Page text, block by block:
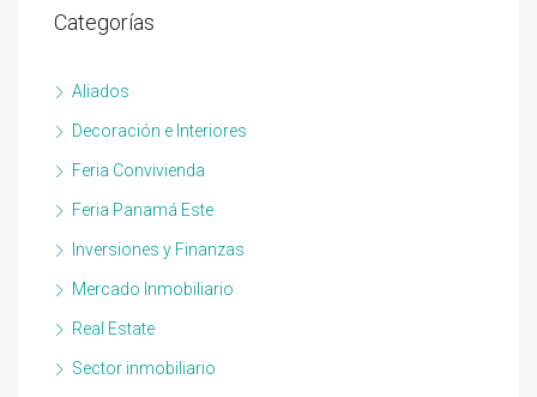
Categorías
Aliados
Decoración e Interiores
Feria Convivienda
Feria Panamá Este
Inversiones y Finanzas
Mercado Inmobiliario
Real Estate
Sector inmobiliario